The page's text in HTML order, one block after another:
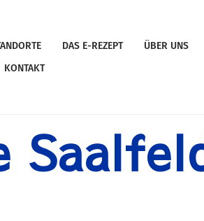
DAS E-REZEPT ÜBER UNS
KONTAKT